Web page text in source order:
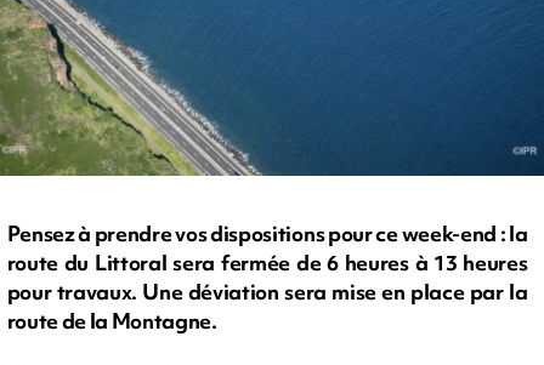
Pensez à prendre vos dispositions pour ce week-end : la
route du Littoral sera fermée de 6 heures à 13 heures
pour travaux. Une déviation sera mise en place par la
route de la Montagne.